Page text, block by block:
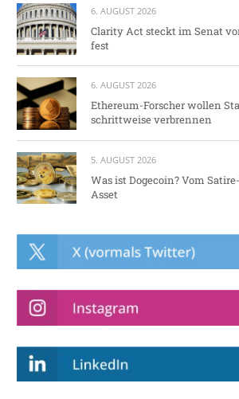
6. AUGUST 2026
Clarity Act steckt im Senat
fest
6. AUGUST 2026
Ethereum-Forscher wollen
schrittweise verbrennen
5. AUGUST 2026
Was ist Dogecoin? Vom
Asset